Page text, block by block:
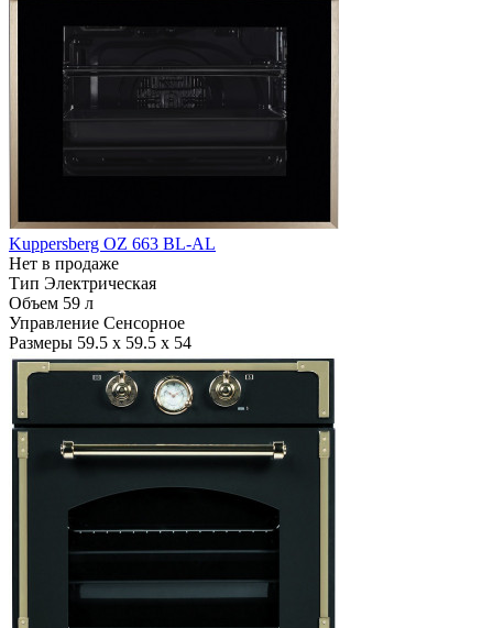
Kuppersberg OZ 663 BL-AL
Нет в продаже
Тип Электрическая
Объем 59 л
Управление Сенсорное
Размеры 59.5 х 59.5 х 54